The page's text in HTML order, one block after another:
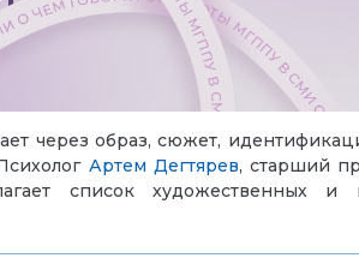
через образ, сюжет,
Артем Дегтярев, старший
список художественных и